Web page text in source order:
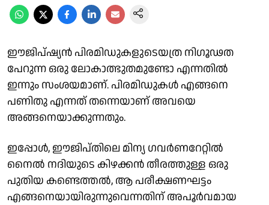
ഈജിപ്ഷ്യൻ പിരമിഡുകളുടെയത്ര നിഗൂഢത
പേറുന്ന ഒരു ലോകാത്ഭുതമുണ്ടോ എന്നതിൽ
ഇന്നും സംശയമാണ്. പിരമിഡുകൾ എങ്ങനെ
പണിതു എന്നത് തന്നെയാണ് അവയെ
അങ്ങനെയാക്കുന്നതും.
ഇപ്പോൾ, ഈജിപ്തിലെ മിന്യ ഗവർണറേറ്റിൽ
നൈൽ നദിയുടെ കിഴക്കൻ തീരത്തുള്ള ഒരു
പുതിയ കണ്ടെത്തൽ, ആ പരീക്ഷണഘട്ടം
എങ്ങനെയായിരുന്നുവെന്നതിന് അപൂർവമായ